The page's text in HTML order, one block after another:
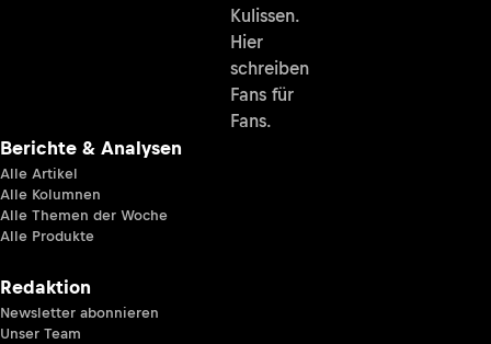
Kulissen.
Hier
schreiben
Fans für
Fans.
Berichte & Analysen
Alle Artikel
Alle Kolumnen
Alle Themen der Woche
Alle Produkte
Redaktion
Newsletter abonnieren
Unser Team